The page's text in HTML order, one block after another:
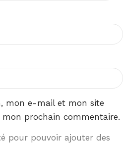
mon e-mail et mon site
prochain commentaire.
pour pouvoir ajouter des